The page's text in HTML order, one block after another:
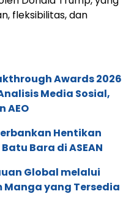
fleksibilitas, dan
Awards 2026
Media Sosial,
AEO
Hentikan
Bara di ASEAN
Global melalui
Manga yang Tersedia